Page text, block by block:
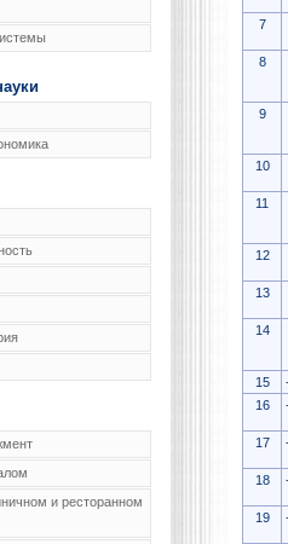
и ресторанном
7
8
9
10
11
12
13
14
15
16
17
18
19